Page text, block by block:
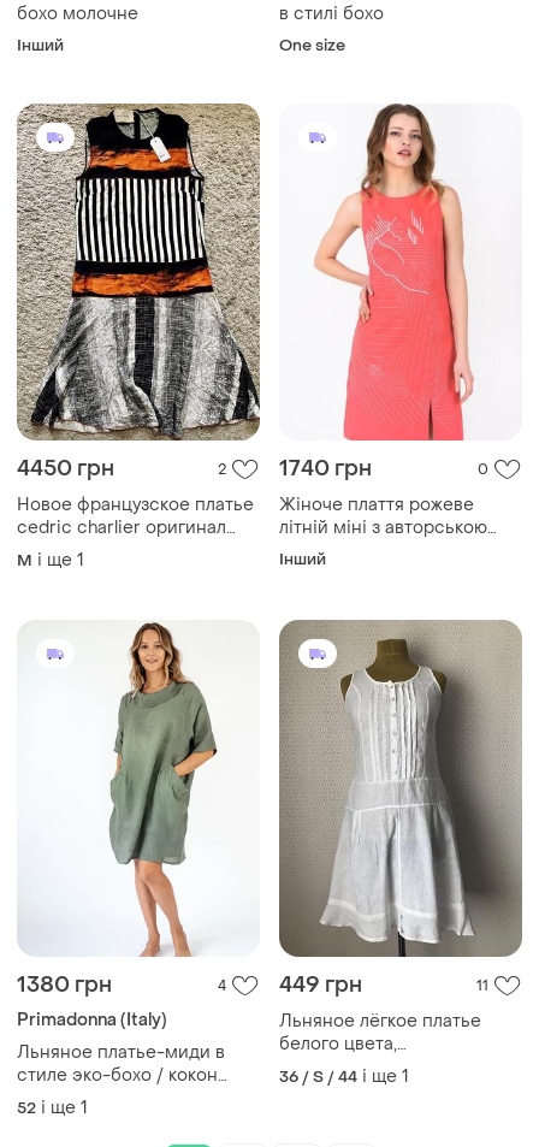
бохо молочне
Інший
в стилі бохо
One size
4450 грн 2
Новое французское платье
cedric charlier оригинал
бренд дизайнерское с
бирками размер m,l указан
M і ще 1
1740 грн 0
Жіноче плаття рожеве
літній міні з авторською
вишивкою короткий rica
Інший
1380 грн 4
Primadonna (Italy)
Льняное платье-миди в
стиле эко-бохо / кокон
(100% лен)
52 і ще 1
449 грн 11
Льняное лёгкое платье
белого цвета,
дизайнерский пошив,
размер s-m
36 / S / 44 і ще 1